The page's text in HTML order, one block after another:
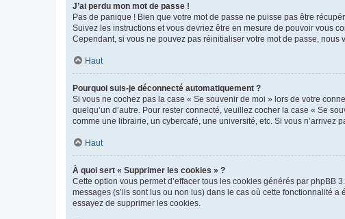
J’ai perdu mon mot de passe !
Pas de panique ! Bien que votre mot de passe ne puisse pas être
Suivez les instructions et vous devriez être en mesure de pouvoir vous
Cependant, si vous ne pouvez pas réinitialiser votre mot de passe, nous
Haut
Pourquoi suis-je déconnecté automatiquement ?
Si vous ne cochez pas la case « Se souvenir de moi » lors de votre
quelqu’un d’autre. Pour rester connecté, veuillez cocher la case « Se
comme une librairie, un cybercafé, une université, etc. Si vous n’arrivez
Haut
À quoi sert « Supprimer les cookies » ?
Cette option vous permet d’effacer tous les cookies générés par phpBB
messages (s’ils sont lus ou non lus) dans le cas où cette fonctionnalité
essayez de supprimer les cookies.